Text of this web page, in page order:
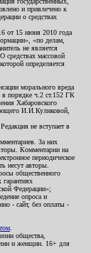
и привлечено к
о средствах
от 15 июня 2010 года
«по делам,
не является
средствах массовой
определяется
морального вреда
в порядке ч.2 ст.152 ГК
Хабаровского
И.И.Куликовой,
не вступает в
За них
Комментарии на
периодическое
несут авторы.
общественного
Федерации»;
опроса и
- сайт, без оплаты -
общества,
и женщин. 16+ для